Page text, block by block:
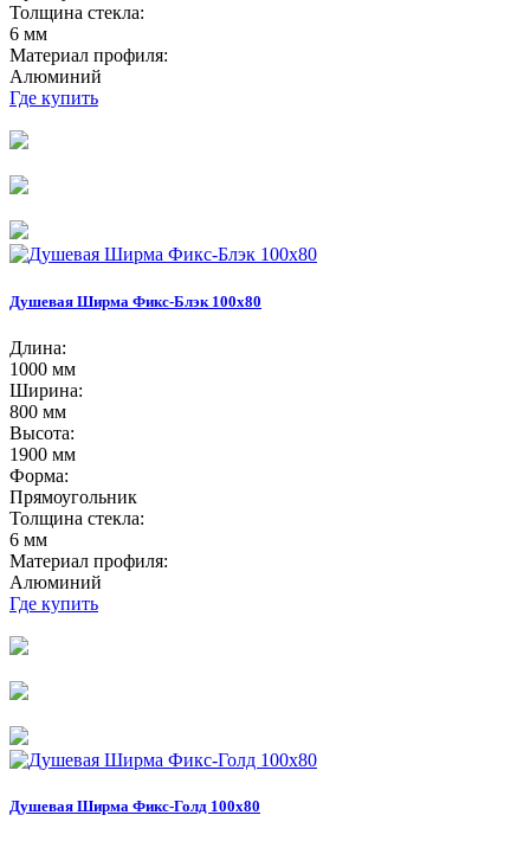
Толщина стекла:
6 мм
Материал профиля:
Алюминий
Где купить
Душевая Ширма Фикс-Блэк 100х80
Длина:
1000 мм
Ширина:
800 мм
Высота:
1900 мм
Форма:
Прямоугольник
Толщина стекла:
6 мм
Материал профиля:
Алюминий
Где купить
Душевая Ширма Фикс-Голд 100х80